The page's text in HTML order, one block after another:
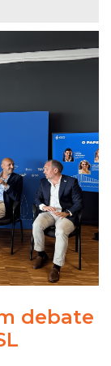
debate